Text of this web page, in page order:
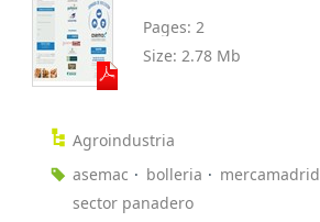
Pages: 2
Size: 2.78 Mb
Agroindustria
asemac
bolleria mercamadrid
sector panadero